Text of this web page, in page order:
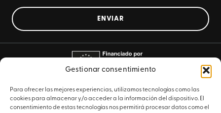
Gestionar consentimiento
Para ofrecer las mejores experiencias, utilizamos tecnologías como las
cookies para almacenar y/o acceder a la información del dispositivo. El
consentimiento de estas tecnologías nos permitirá procesar datos como el
ENVIAR